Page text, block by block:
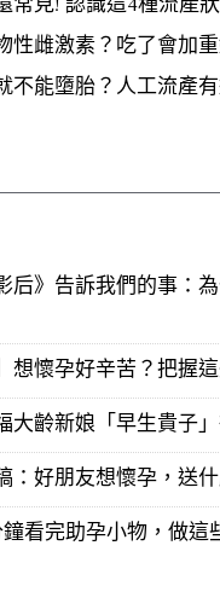
性雌激素？吃了會加
不能墮胎？人工流產
后》告訴我們的事：
想懷孕好辛苦？把握
大齡新娘「早生貴子
：好朋友想懷孕，送
鐘看完助孕小物，做這